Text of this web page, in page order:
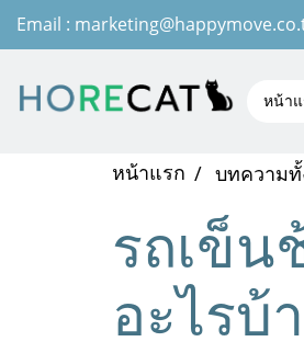
Email :
หน้า
หน้าแรก บทความ
รถเข็น
อะไรบ้